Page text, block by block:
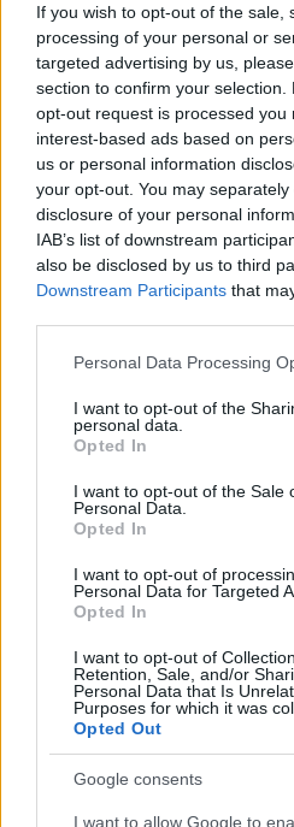
If you wish to opt-out of the sale,
processing of your personal or
targeted advertising by us,
section to confirm your
opt-out request is processed you
interest-based ads based on
us or personal information
your opt-out. You may
disclosure of your personal
IAB’s list of downstream
also be disclosed by us to third
Downstream Participants that
Please note that this website/
not limited to your visit or usage
grant or deny consent to Google
use your data for below
consent section.
Personal Data Processing
I want to opt-out of the
personal data.
Opted In
I want to opt-out of the Sale
Personal Data.
Opted In
I want to opt-out of
Personal Data for Targeted
Opted In
I want to opt-out of
Retention, Sale, and/or
Personal Data that Is
Purposes for which it was
Opted Out
Google consents
I want to allow Google to
1 Κωνσταντίνος
Νίκα κάνουν διακοπές
με τα δύο παιδιά τους
2Η Άννα Βίσση
έπαιζε Τσιτσάνη στο
πρότεινε συνεργασία
3Θρήνος για τον
πατέρας του, Χόρχε
4Ελίζαμπεθ Ελέτσι και
πήγαν στον Άγιο
πάρουν την ευχή για
δεν πρόλαβε να
προϊστορικής έκρηξης
Πιο
Βγήκαν ξανά τα
Γρατσία και
κίνημα σε φοβικό
συνεχίζει τις
Πού βρέθηκε το
Απίστευτο κι όμως
Aναστέλλονται τα
αγγειοχειρουργού
Χανίων επειδή